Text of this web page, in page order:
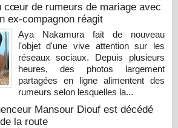
cœur de rumeurs de mariage avec
ex-compagnon réagit
Aya Nakamura fait de nouveau
l'objet d'une vive attention sur les
réseaux sociaux. Depuis plusieurs
heures, des photos largement
partagées en ligne alimentent des
rumeurs selon lesquelles la...
Mansour Diouf est décédé
la route